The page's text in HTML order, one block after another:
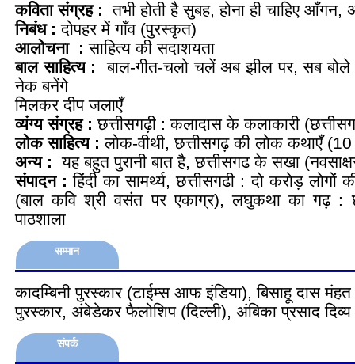
कविता संग्रह :तभी होती है सुबह, होना ही चाहिए आँगन,
निबंध :दोपहर में गाँव (पुरस्कृत)
आलोचना :साहित्य की सदाशयता
बाल साहित्य :
बाल-गीत-चलो चलें अब झील पर, सब
नेक बनेंगे
मिलकर दीप जलाएँ
व्यंग्य संग्रह :छत्तीसगढ़ी : कलादास के कलाकारी
लोक साहित्य :लोक-वीथी, छत्तीसगढ़ की लोक कथाएँ (10
अन्य :यह बहुत पुरानी बात है, छत्तीसगढ के सखा
संपादन :हिंदी का सामर्थ्य, छत्तीसगढी : दो करोड़ लोगों
(बाल कवि श्री वसंत पर एकाग्र), लघुकथा का गढ़ :
पाठशाला
सम्मान
कादम्बिनी पुरस्कार (टाईम्स आफ इंडिया), बिसाहू दास
पुरस्कार, अंबेडेकर फैलोशिप (दिल्ली), अंबिका प्रसाद
संपर्क